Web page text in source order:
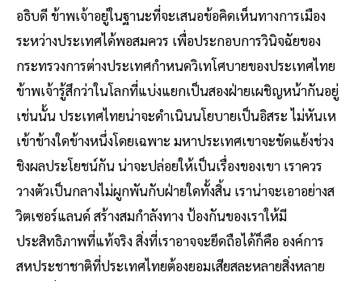
อธิบดี ข้าพเจ้าอยู่ในฐานะที่จะเสนอข้อคิดเห็นทางการเมือง
ระหว่างประเทศได้พอสมควร เพื่อประกอบการวินิจฉัยของ
กระทรวงการต่างประเทศกำหนดวิเทโศบายของประเทศไทย
ข้าพเจ้ารู้สึกว่าในโลกที่แบ่งแยกเป็นสองฝ่ายเผชิญหน้ากันอยู่
เช่นนั้น ประเทศไทยน่าจะดำเนินนโยบายเป็นอิสระ ไม่หันเห
เข้าข้างใดข้างหนึ่งโดยเฉพาะ มหาประเทศเขาจะขัดแย้งช่วง
ชิงผลประโยชน์กัน น่าจะปล่อยให้เป็นเรื่องของเขา เราควร
วางตัวเป็นกลางไม่ผูกพันกับฝ่ายใดทั้งสิ้น เราน่าจะเอาอย่างส
วิตเซอร์แลนด์ สร้างสมกำลังทาง ป้องกันของเราให้มี
ประสิทธิภาพที่แท้จริง สิ่งที่เราอาจจะยึดถือได้ก็คือ องค์การ
สหประชาชาติที่ประเทศไทยต้องยอมเสียสละหลายสิ่งหลาย